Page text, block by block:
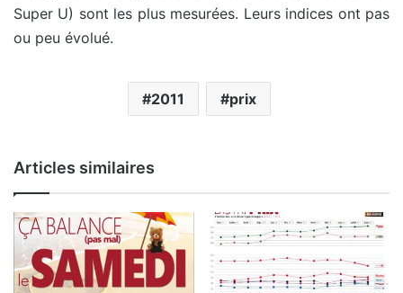
Super U) sont les plus mesurées. Leurs indices ont pas
ou peu évolué.
2011 prix
Articles similaires